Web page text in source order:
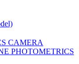
CAMERA
PHOTOMETRICS